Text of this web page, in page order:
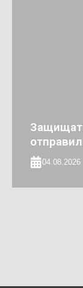
04.08.2026